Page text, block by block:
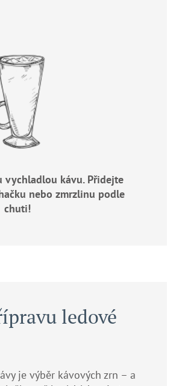
vychladlou kávu. Přidejte
nebo zmrzlinu podle
chuti!
ledové
je výběr kávových zrn – a